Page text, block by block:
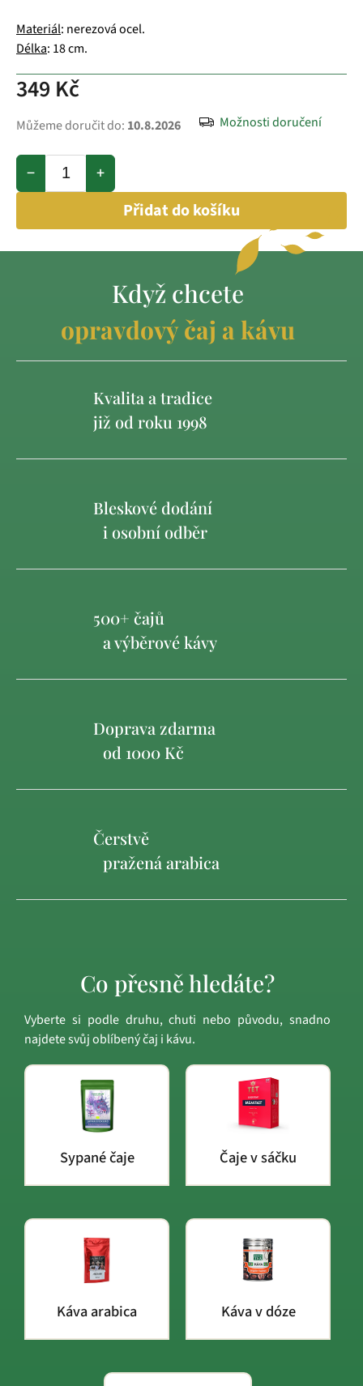
349 Kč
Můžeme doručit do: 10.8.2026 Možnosti doručení
+
−
Přidat do košíku
Materiál: nerezová ocel.
Délka: 18 cm.
Když chcete
opravdový čaj a kávu
Kvalita a tradice
již od roku 1998
Bleskové dodání
i osobní odběr
500+ čajů
a výběrové kávy
Doprava zdarma
od 1000 Kč
Čerstvě
pražená arabica
Co přesně hledáte?
Vyberte si podle druhu, chuti nebo původu, snadno
najdete svůj oblíbený čaj i kávu.
Sypané čaje Čaje v sáčku
Káva arabica Káva v dóze